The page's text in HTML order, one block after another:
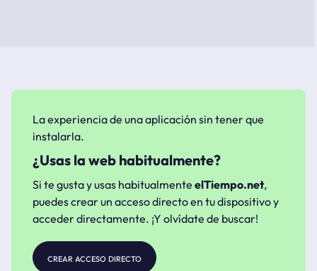
La experiencia de una aplicación sin tener que
instalarla.
¿Usas la web habitualmente?
Si te gusta y usas habitualmente elTiempo.net,
puedes crear un acceso directo en tu dispositivo y
acceder directamente. ¡Y olvídate de buscar!
crear acceso directo